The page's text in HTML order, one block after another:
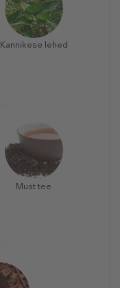
Kannikese lehed
Must tee